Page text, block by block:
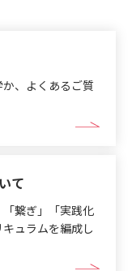
、よくあるご質
て
繋ぎ」「実践化
ュラムを編成し